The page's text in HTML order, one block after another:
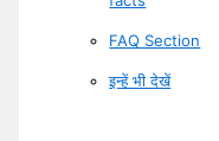
FAQ Section
इन्हें भी देखें